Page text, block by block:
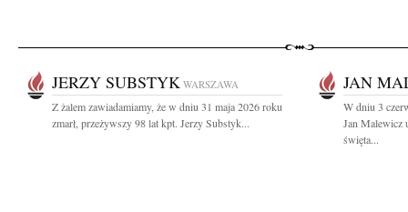
JERZY SUBSTYK WARSZAWA
Z żalem zawiadamiamy, że w dniu 31 maja 2026 roku
zmarł, przeżywszy 98 lat kpt. Jerzy Substyk...
JAN
W dniu 3
Jan Malewicz
święta...